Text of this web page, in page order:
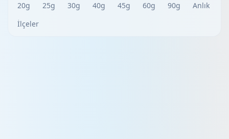
20g
25g 30g 40g 45g 60g 90g
Anlık
İlçeler